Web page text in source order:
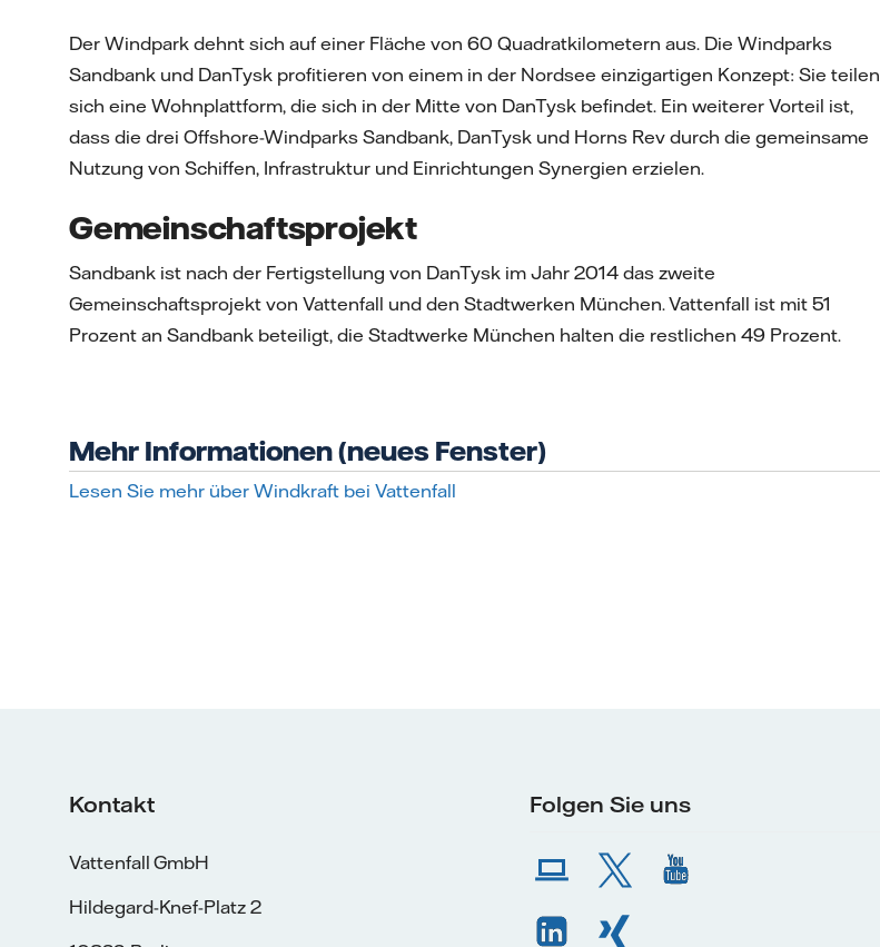
Der Windpark dehnt sich auf einer Fläche von 60 Quadratkilometern aus. Die Windparks
Sandbank und DanTysk profitieren von einem in der Nordsee einzigartigen Konzept: Sie teilen
sich eine Wohnplattform, die sich in der Mitte von DanTysk befindet. Ein weiterer Vorteil ist,
dass die drei Offshore-Windparks Sandbank, DanTysk und Horns Rev durch die gemeinsame
Nutzung von Schiffen, Infrastruktur und Einrichtungen Synergien erzielen.
Gemeinschaftsprojekt
Sandbank ist nach der Fertigstellung von DanTysk im Jahr 2014 das zweite
Gemeinschaftsprojekt von Vattenfall und den Stadtwerken München. Vattenfall ist mit 51
Prozent an Sandbank beteiligt, die Stadtwerke München halten die restlichen 49 Prozent.
Mehr Informationen (neues Fenster)
Lesen Sie mehr über Windkraft bei Vattenfall
Kontakt
Vattenfall GmbH
Hildegard-Knef-Platz 2
Folgen Sie uns